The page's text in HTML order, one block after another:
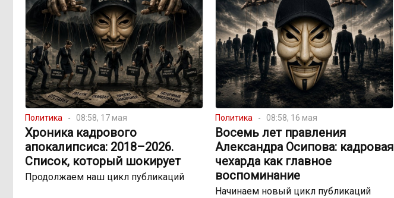
Политика 08:58, 17 мая
Хроника кадрового
апокалипсиса: 2018–2026.
Список, который шокирует
Продолжаем наш цикл публикаций
Политика 08:58, 16 мая
Восемь лет правления
Александра Осипова: кадровая
чехарда как главное
воспоминание
Начинаем новый цикл публикаций